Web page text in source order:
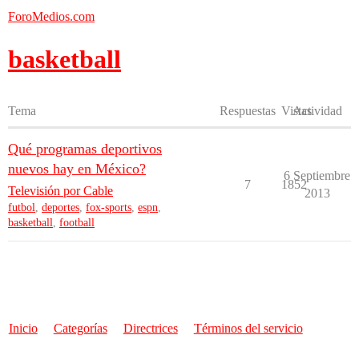
ForoMedios.com
basketball
Tema Respuestas Vistas
Actividad
Qué programas deportivos
nuevos hay en México?
Televisión por Cable
futbol, deportes, fox-sports, espn,
basketball, football
7 1852
6 Septiembre
2013
Inicio Categorías Directrices Términos del servicio